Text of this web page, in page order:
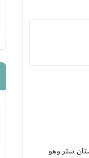
ستر وهو